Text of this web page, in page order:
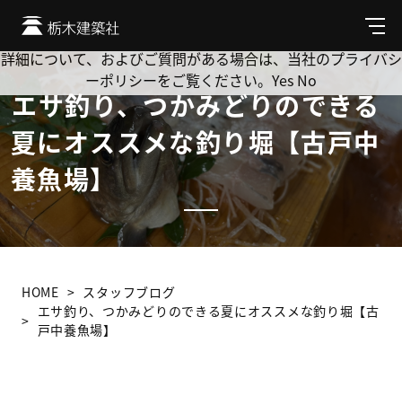
メ
ニ
ュ
エサ釣り、つかみどりのできる
夏にオススメな釣り堀【古戸中
養魚場】
HOME
スタッフブログ
エサ釣り、つかみどりのできる夏にオススメな釣り堀【古
戸中養魚場】
Cookie を使用して、お客様の活動を追跡してもよろしいです
か? 当社ではお客様のプライバシーを極めて重視しています。
詳細について、およびご質問がある場合は、当社のプライバシ
ーポリシーをご覧ください。 Yes No